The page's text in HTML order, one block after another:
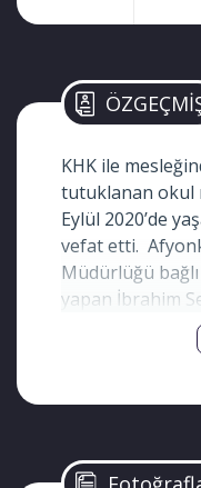
KHK ile
tutuklanan okul
Eylül 2020’de
vefat etti.
Müdürlüğü
yapan İbrahim
ihraç edildi.
oğlu da vefat
Selvi,
Cezaevi